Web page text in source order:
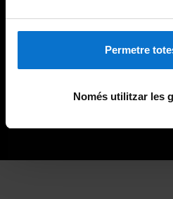
Permetre
Només utilitzar les